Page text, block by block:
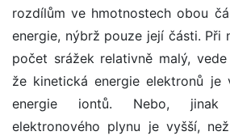
rozdílům ve hmotnostech obou
energie, nýbrž pouze její části. Při
počet srážek relativně malý,
že kinetická energie elektronů je
energie iontů. Nebo, jinak
elektronového plynu je vyšší,